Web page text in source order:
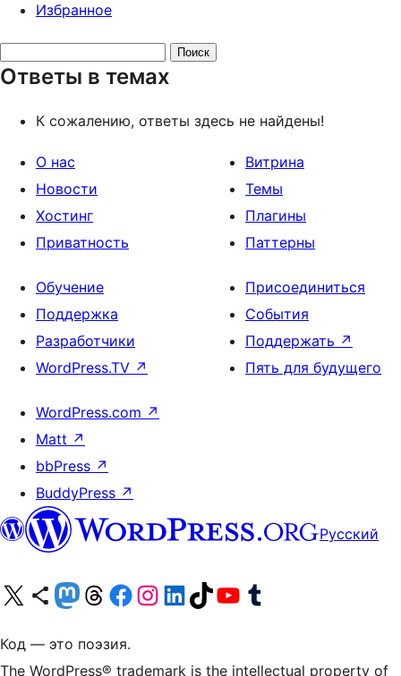
Избранное
ответов:
Ответы в темах
К сожалению, ответы здесь не найдены!
О нас
Новости
Хостинг
Приватность
Витрина
Темы
Плагины
Паттерны
Обучение
Поддержка
Разработчики
WordPress.TV ↗
Присоединиться
События
Поддержать ↗
Пять для будущего
WordPress.com ↗
Matt ↗
bbPress ↗
BuddyPress ↗
Русский
Посетите нас в X (ранее Twitter)
Посетите нашу учётную запись в Bluesky
Посетите нашу ленту в Mastodon
Посетите нашу учётную запись в Threads
Посетите нашу страницу на Facebook
Посетите наш Instagram
Посетите нашу страницу в LinkedIn
Посетите нашу учётную запись в TikTok
Посетите наш канал YouTube
Посетите нашу учётную запись в Tumblr
Код — это поэзия.
The WordPress® trademark is the intellectual property of